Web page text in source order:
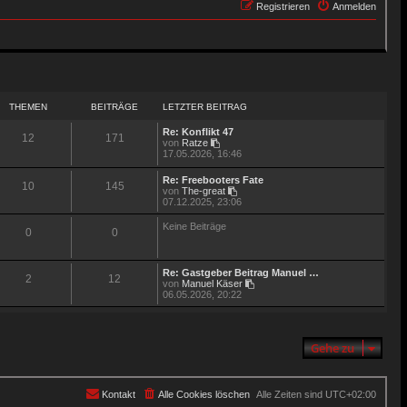
Anmelden
Registrieren
THEMEN BEITRÄGE LETZTER BEITRAG
12 171
Re: Konflikt 47
von Ratze
e
e
s
t
e
B
t
r
a
g
17.05.2026, 16:46
10 145
Re: Freebooters Fate
von The-great
e
u
r
B
e
i
t
07.12.2025, 23:06
0 0 Keine Beiträge
2 12
Re: Gastgeber Beitrag Manuel …
von Manuel Käser
u
e
i
06.05.2026, 20:22
Gehe zu
Alle Zeiten sind UTC+02:00
Alle Cookies löschen
Kontakt